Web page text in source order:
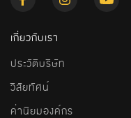
เกี่ยวกับเรา
ประวัติบริษัท
วิสัยทัศน์
ค่านิยมองค์กร